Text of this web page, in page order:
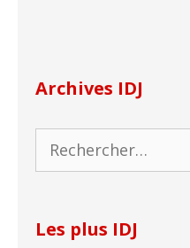
Archives IDJ
Rechercher :
Les plus IDJ